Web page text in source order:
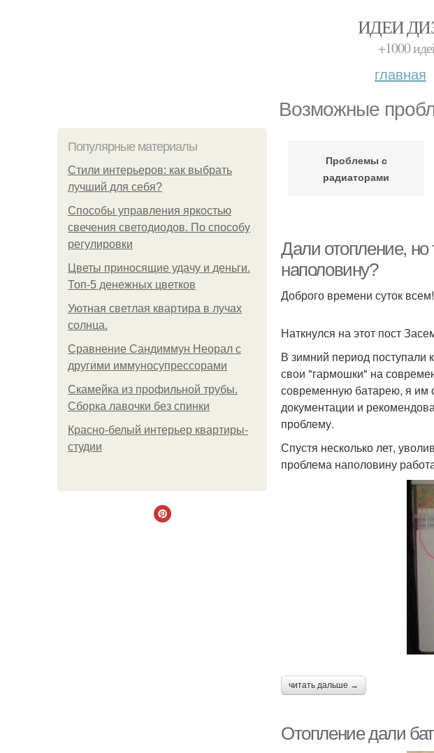
ИДЕИ
+1000
главная
Возможные
Популярные материалы
Стили интерьеров: как выбрать
лучший для себя?
Способы управления яркостью
свечения светодиодов. По способу
регулировки
Цветы приносящие удачу и деньги.
Топ-5 денежных цветков
Уютная светлая квартира в лучах
солнца.
Сравнение Сандиммун Неорал с
другими иммуносупрессорами
Скамейка из профильной трубы.
Сборка лавочки без спинки
Красно-белый интерьер квартиры-
студии
Проблемы с
радиаторами
Дали отопление,
наполовину?
Доброго времени суток всем!
Наткнулся на этот пост
В зимний период поступали
свои "гармошки" на
современную батарею, я им
документации и
проблему.
Спустя несколько лет,
проблема наполовину
читать дальше →
Отопление дали